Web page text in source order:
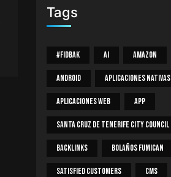
Tags
#Fidbak AI Amazon
Android Aplicaciones Nativas
Aplicaciones Web App
Santa Cruz De Tenerife City Council
Backlinks Bolaños Fumican
Satisfied Customers CMS